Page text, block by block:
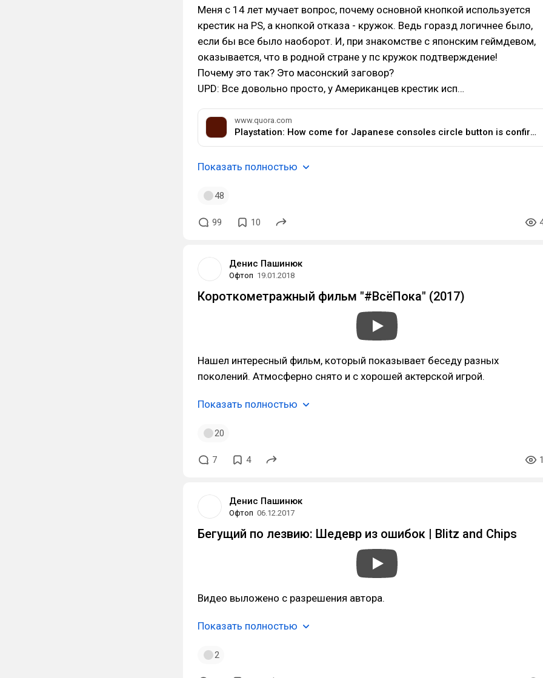
Меня с 14 лет мучает вопрос, почему основной кнопкой используется
крестик на PS, а кнопкой отказа - кружок. Ведь горазд логичнее было,
если бы все было наоборот. И, при знакомстве с японским геймдевом,
оказывается, что в родной стране у пс кружок подтверждение!
Почему это так? Это масонский заговор?
UPD: Все довольно просто, у Американцев крестик исп…
www.quora.com
Playstation: How come for Japanese consoles circle button is confirm and X button is cancel/reject but on American consoles it's the other way around? - Quora
Показать полностью
48
99 10
Денис Пашинюк
Офтоп 19.01.2018
Короткометражный фильм "#ВсёПока" (2017)
Нашел интересный фильм, который показывает беседу разных
поколений. Атмосферно снято и с хорошей актерской игрой.
Показать полностью
20
7 4
Денис Пашинюк
Офтоп 06.12.2017
Бегущий по лезвию: Шедевр из ошибок | Blitz and Chips
Видео выложено с разрешения автора.
Показать полностью
2